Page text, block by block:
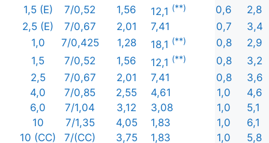
1,5 (E)
7/0,52 1,56 12,1 (**) 0,6
2,8
2,5 (E)
7/0,67 2,01 7,41 0,7
3,4
1,0
7/0,425 1,28 18,1 (**) 0,8
2,9
1,5
7/0,52 1,56 12,1 (**) 0,8
3,2
2,5
7/0,67 2,01 7,41 0,8
3,6
4,0
7/0,85 2,55 4,61 1,0
4,6
6,0
7/1,04 3,12 3,08 1,0
5,1
10
10 (CC)
7/1,35
7/(CC)
4,05
3,75
1,83
1,83
1,0
1,0
6,1
5,8